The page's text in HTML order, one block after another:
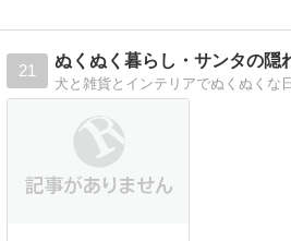
21
ぬくぬく暮らし・サンタの隠